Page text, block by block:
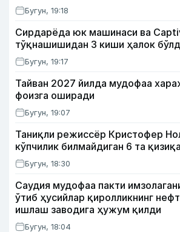
Бугун, 19:18
Сирдарёда юк машинаси ва
тўқнашишидан 3 киши ҳалок
Бугун, 19:17
Тайван 2027 йилда мудофаа
фоизга оширади
Бугун, 19:07
Таниқли режиссёр Кристофер
кўпчилик билмайдиган 6 та
Бугун, 18:30
Саудия мудофаа пакти
ўтиб ҳусийлар қиролликнинг
ишлаш заводига ҳужум қилди
Бугун, 18:04